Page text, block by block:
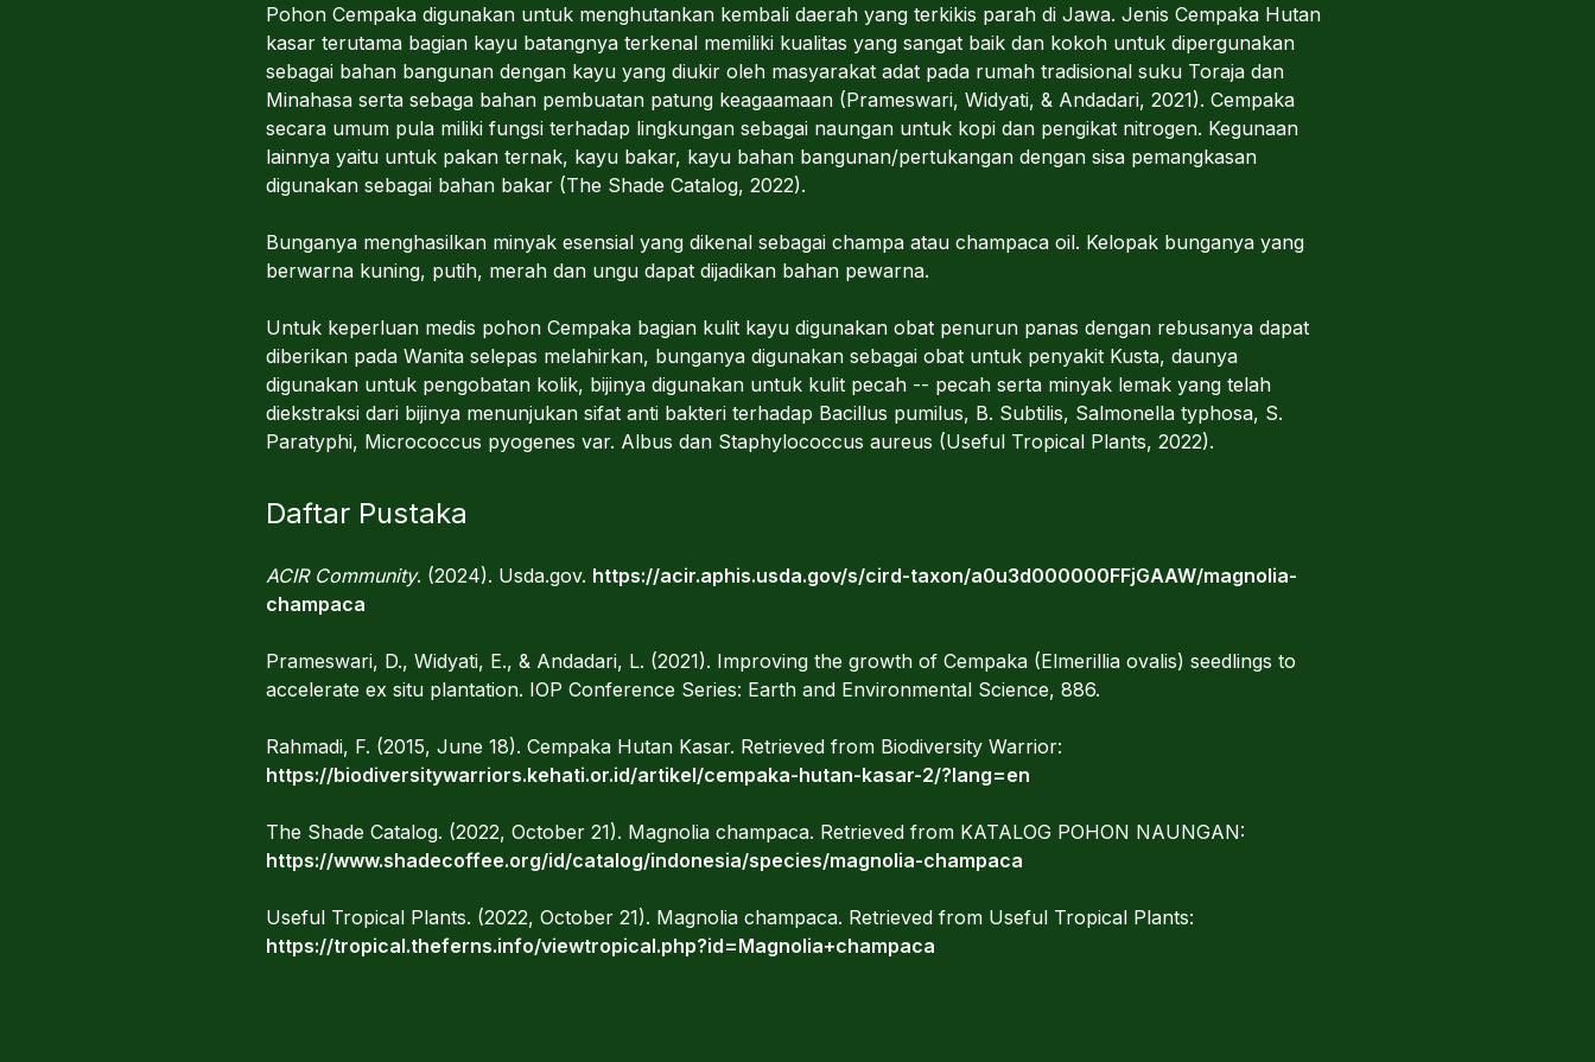
Pohon Cempaka digunakan untuk menghutankan kembali daerah yang terkikis parah di Jawa. Jenis Cempaka Hutan
kasar terutama bagian kayu batangnya terkenal memiliki kualitas yang sangat baik dan kokoh untuk dipergunakan
sebagai bahan bangunan dengan kayu yang diukir oleh masyarakat adat pada rumah tradisional suku Toraja dan
Minahasa serta sebaga bahan pembuatan patung keagaamaan (Prameswari, Widyati, & Andadari, 2021). Cempaka
secara umum pula miliki fungsi terhadap lingkungan sebagai naungan untuk kopi dan pengikat nitrogen. Kegunaan
lainnya yaitu untuk pakan ternak, kayu bakar, kayu bahan bangunan/pertukangan dengan sisa pemangkasan
digunakan sebagai bahan bakar (The Shade Catalog, 2022).
Bunganya menghasilkan minyak esensial yang dikenal sebagai champa atau champaca oil. Kelopak bunganya yang
berwarna kuning, putih, merah dan ungu dapat dijadikan bahan pewarna.
Untuk keperluan medis pohon Cempaka bagian kulit kayu digunakan obat penurun panas dengan rebusanya dapat
diberikan pada Wanita selepas melahirkan, bunganya digunakan sebagai obat untuk penyakit Kusta, daunya
digunakan untuk pengobatan kolik, bijinya digunakan untuk kulit pecah -- pecah serta minyak lemak yang telah
diekstraksi dari bijinya menunjukan sifat anti bakteri terhadap Bacillus pumilus, B. Subtilis, Salmonella typhosa, S.
Paratyphi, Micrococcus pyogenes var. Albus dan Staphylococcus aureus (Useful Tropical Plants, 2022).
Daftar Pustaka
ACIR Community. (2024). Usda.gov. https://acir.aphis.usda.gov/s/cird-taxon/a0u3d000000FFjGAAW/magnolia-
champaca
Prameswari, D., Widyati, E., & Andadari, L. (2021). Improving the growth of Cempaka (Elmerillia ovalis) seedlings to
accelerate ex situ plantation. IOP Conference Series: Earth and Environmental Science, 886.
Rahmadi, F. (2015, June 18). Cempaka Hutan Kasar. Retrieved from Biodiversity Warrior:
https://biodiversitywarriors.kehati.or.id/artikel/cempaka-hutan-kasar-2/?lang=en
The Shade Catalog. (2022, October 21). Magnolia champaca. Retrieved from KATALOG POHON NAUNGAN:
https://www.shadecoffee.org/id/catalog/indonesia/species/magnolia-champaca
Useful Tropical Plants. (2022, October 21). Magnolia champaca. Retrieved from Useful Tropical Plants:
https://tropical.theferns.info/viewtropical.php?id=Magnolia+champaca